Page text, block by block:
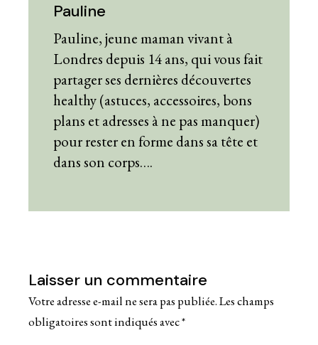
Pauline
Pauline, jeune maman vivant à
Londres depuis 14 ans, qui vous fait
partager ses dernières découvertes
healthy (astuces, accessoires, bons
plans et adresses à ne pas manquer)
pour rester en forme dans sa tête et
dans son corps….
Laisser un commentaire
Votre adresse e-mail ne sera pas publiée.Les champs
obligatoires sont indiqués avec*